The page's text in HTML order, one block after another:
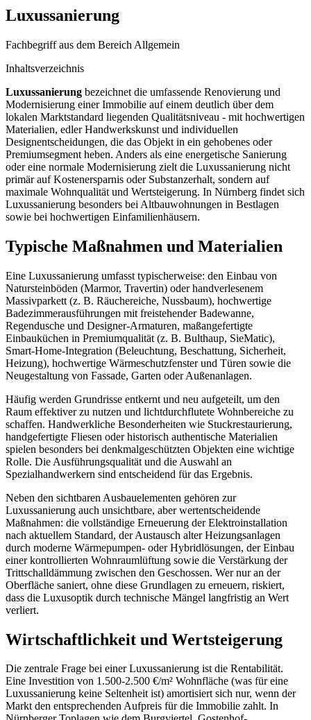
Luxussanierung
Fachbegriff aus dem Bereich Allgemein
Inhaltsverzeichnis
Luxussanierung bezeichnet die umfassende Renovierung und
Modernisierung einer Immobilie auf einem deutlich über dem
lokalen Marktstandard liegenden Qualitätsniveau - mit hochwertigen
Materialien, edler Handwerkskunst und individuellen
Designentscheidungen, die das Objekt in ein gehobenes oder
Premiumsegment heben. Anders als eine energetische Sanierung
oder eine normale Modernisierung zielt die Luxussanierung nicht
primär auf Kostenersparnis oder Substanzerhalt, sondern auf
maximale Wohnqualität und Wertsteigerung. In Nürnberg findet sich
Luxussanierung besonders bei Altbauwohnungen in Bestlagen
sowie bei hochwertigen Einfamilienhäusern.
Typische Maßnahmen und Materialien
Eine Luxussanierung umfasst typischerweise: den Einbau von
Natursteinböden (Marmor, Travertin) oder handverlesenem
Massivparkett (z. B. Räuchereiche, Nussbaum), hochwertige
Badezimmerausführungen mit freistehender Badewanne,
Regendusche und Designer-Armaturen, maßangefertigte
Einbauküchen in Premiumqualität (z. B. Bulthaup, SieMatic),
Smart-Home-Integration (Beleuchtung, Beschattung, Sicherheit,
Heizung), hochwertige Wärmeschutzfenster und Türen sowie die
Neugestaltung von Fassade, Garten oder Außenanlagen.
Häufig werden Grundrisse entkernt und neu aufgeteilt, um den
Raum effektiver zu nutzen und lichtdurchflutete Wohnbereiche zu
schaffen. Handwerkliche Besonderheiten wie Stuckrestaurierung,
handgefertigte Fliesen oder historisch authentische Materialien
spielen besonders bei denkmalgeschützten Objekten eine wichtige
Rolle. Die Ausführungsqualität und die Auswahl an
Spezialhandwerkern sind entscheidend für das Ergebnis.
Neben den sichtbaren Ausbauelementen gehören zur
Luxussanierung auch unsichtbare, aber wertentscheidende
Maßnahmen: die vollständige Erneuerung der Elektroinstallation
nach aktuellem Standard, der Austausch alter Heizungsanlagen
durch moderne Wärmepumpen- oder Hybridlösungen, der Einbau
einer kontrollierten Wohnraumlüftung sowie die Verstärkung der
Trittschalldämmung zwischen den Geschossen. Wer nur an der
Oberfläche saniert, ohne diese Grundlagen zu erneuern, riskiert,
dass die Luxusoptik durch technische Mängel langfristig an Wert
verliert.
Wirtschaftlichkeit und Wertsteigerung
Die zentrale Frage bei einer Luxussanierung ist die Rentabilität.
Eine Investition von 1.500-2.500 €/m² Wohnfläche (was für eine
Luxussanierung keine Seltenheit ist) amortisiert sich nur, wenn der
Markt den entsprechenden Aufpreis für die Immobilie zahlt. In